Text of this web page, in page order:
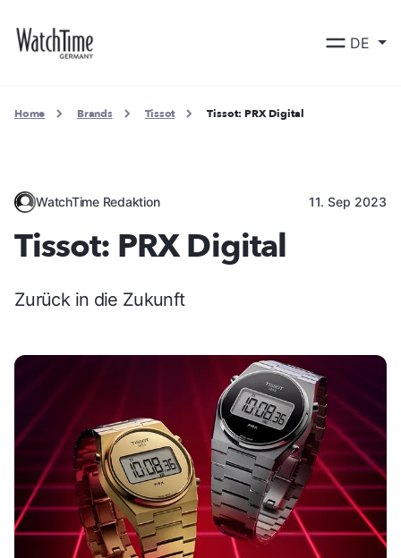
DE
Home Brands Tissot Tissot: PRX Digital
WatchTime Redaktion 11. Sep 2023
Tissot: PRX Digital
Zurück in die Zukunft